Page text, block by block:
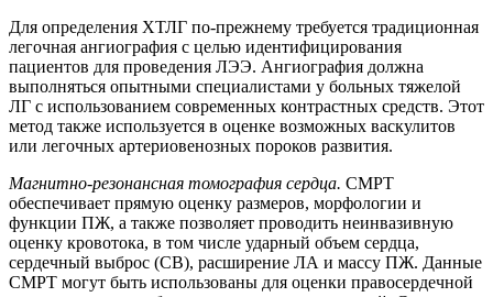
Для определения ХТЛГ по-прежнему требуется традиционная
легочная ангиография с целью идентифицирования
пациентов для проведения ЛЭЭ. Ангиография должна
выполняться опытными специалистами у больных тяжелой
ЛГ с использованием современных контрастных средств. Этот
метод также используется в оценке возможных васкулитов
или легочных артериовенозных пороков развития.
Магнитно-резонансная томография сердца. СМРТ
обеспечивает прямую оценку размеров, морфологии и
функции ПЖ, а также позволяет проводить неинвазивную
оценку кровотока, в том числе ударный объем сердца,
сердечный выброс (СВ), расширение ЛА и массу ПЖ. Данные
СМРТ могут быть использованы для оценки правосердечной